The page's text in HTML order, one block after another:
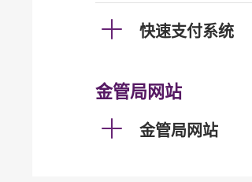
快速支付系统
金管局网站
金管局网站